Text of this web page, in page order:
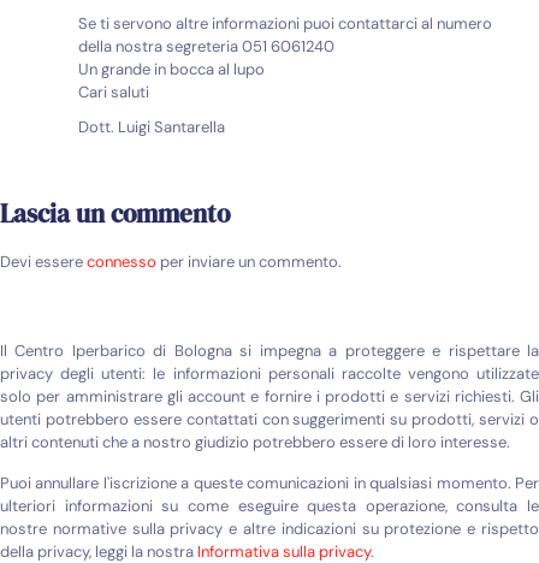
Se ti servono altre informazioni puoi contattarci al numero
della nostra segreteria 051 6061240
Un grande in bocca al lupo
Cari saluti
Dott. Luigi Santarella
Lascia un commento
Devi essereconnesso per inviare un commento.
Il Centro Iperbarico di Bologna si impegna a proteggere e rispettare la
privacy degli utenti: le informazioni personali raccolte vengono utilizzate
solo per amministrare gli account e fornire i prodotti e servizi richiesti. Gli
utenti potrebbero essere contattati con suggerimenti su prodotti, servizi o
altri contenuti che a nostro giudizio potrebbero essere di loro interesse.
Puoi annullare l'iscrizione a queste comunicazioni in qualsiasi momento. Per
ulteriori informazioni su come eseguire questa operazione, consulta le
nostre normative sulla privacy e altre indicazioni su protezione e rispetto
della privacy, leggi la nostra Informativa sulla privacy.